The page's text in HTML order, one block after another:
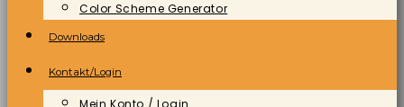
Color Scheme Generator
Downloads
Kontakt/Login
Mein Konto / Login